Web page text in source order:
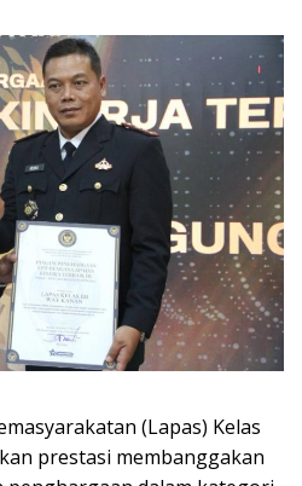
(Lapas) Kelas
prestasi membanggakan